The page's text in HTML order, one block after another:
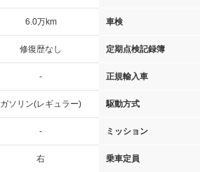
6.0万km 車検
修復歴なし 定期点検記録簿
- 正規輸入車
ガソリン(レギュラー) 駆動方式
- ミッション
右 乗車定員